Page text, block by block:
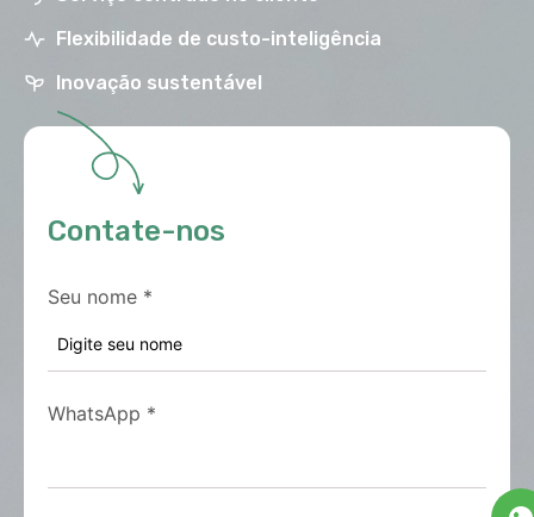
Flexibilidade de custo-inteligência
Inovação sustentável
Contate-nos
Seu nome *
WhatsApp *